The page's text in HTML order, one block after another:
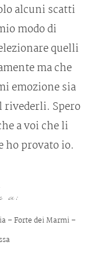
alcuni scatti
modo di
quelli
ma che
emozione sia
rivederli. Spero
a voi che li
ho provato io.
a:
–Forte dei Marmi–